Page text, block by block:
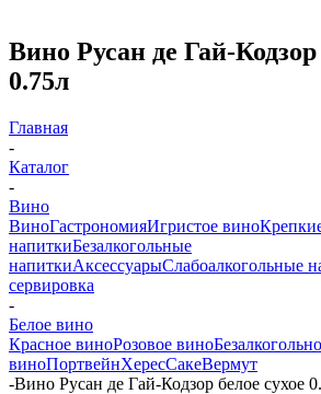
Вино Русан де Гай-Кодзор
0.75л
Главная
-
Каталог
-
Вино
ВиноГастрономияИгристое вино
напиткиБезалкогольные
напиткиАксессуарыСлабоалкогольные
сервировка
-
Белое вино
Красное виноРозовое вино
виноПортвейнХересСакеВермут
-Вино Русан де Гай-Кодзор белое сухое